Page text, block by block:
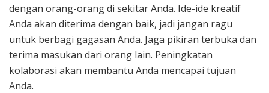
dengan orang-orang di sekitar Anda. Ide-ide kreatif
Anda akan diterima dengan baik, jadi jangan ragu
untuk berbagi gagasan Anda. Jaga pikiran terbuka dan
terima masukan dari orang lain. Peningkatan
kolaborasi akan membantu Anda mencapai tujuan
Anda.